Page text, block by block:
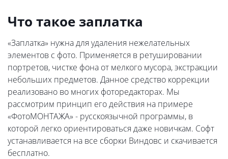
Что такое заплатка
«Заплатка» нужна для удаления нежелательных
элементов с фото. Применяется в ретушировании
портретов, чистке фона от мелкого мусора, экстракции
небольших предметов. Данное средство коррекции
реализовано во многих фоторедакторах. Мы
рассмотрим принцип его действия на примере
«ФотоМОНТАЖА» - русскоязычной программы, в
которой легко ориентироваться даже новичкам. Софт
устанавливается на все сборки Виндовс и скачивается
бесплатно.